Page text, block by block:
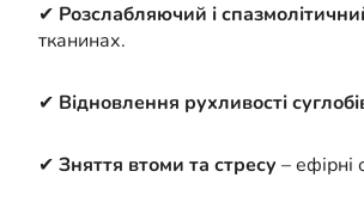
✔ Розслабляючий і
тканинах.
✔ Відновлення рухливості
✔ Зняття втоми та стресу –